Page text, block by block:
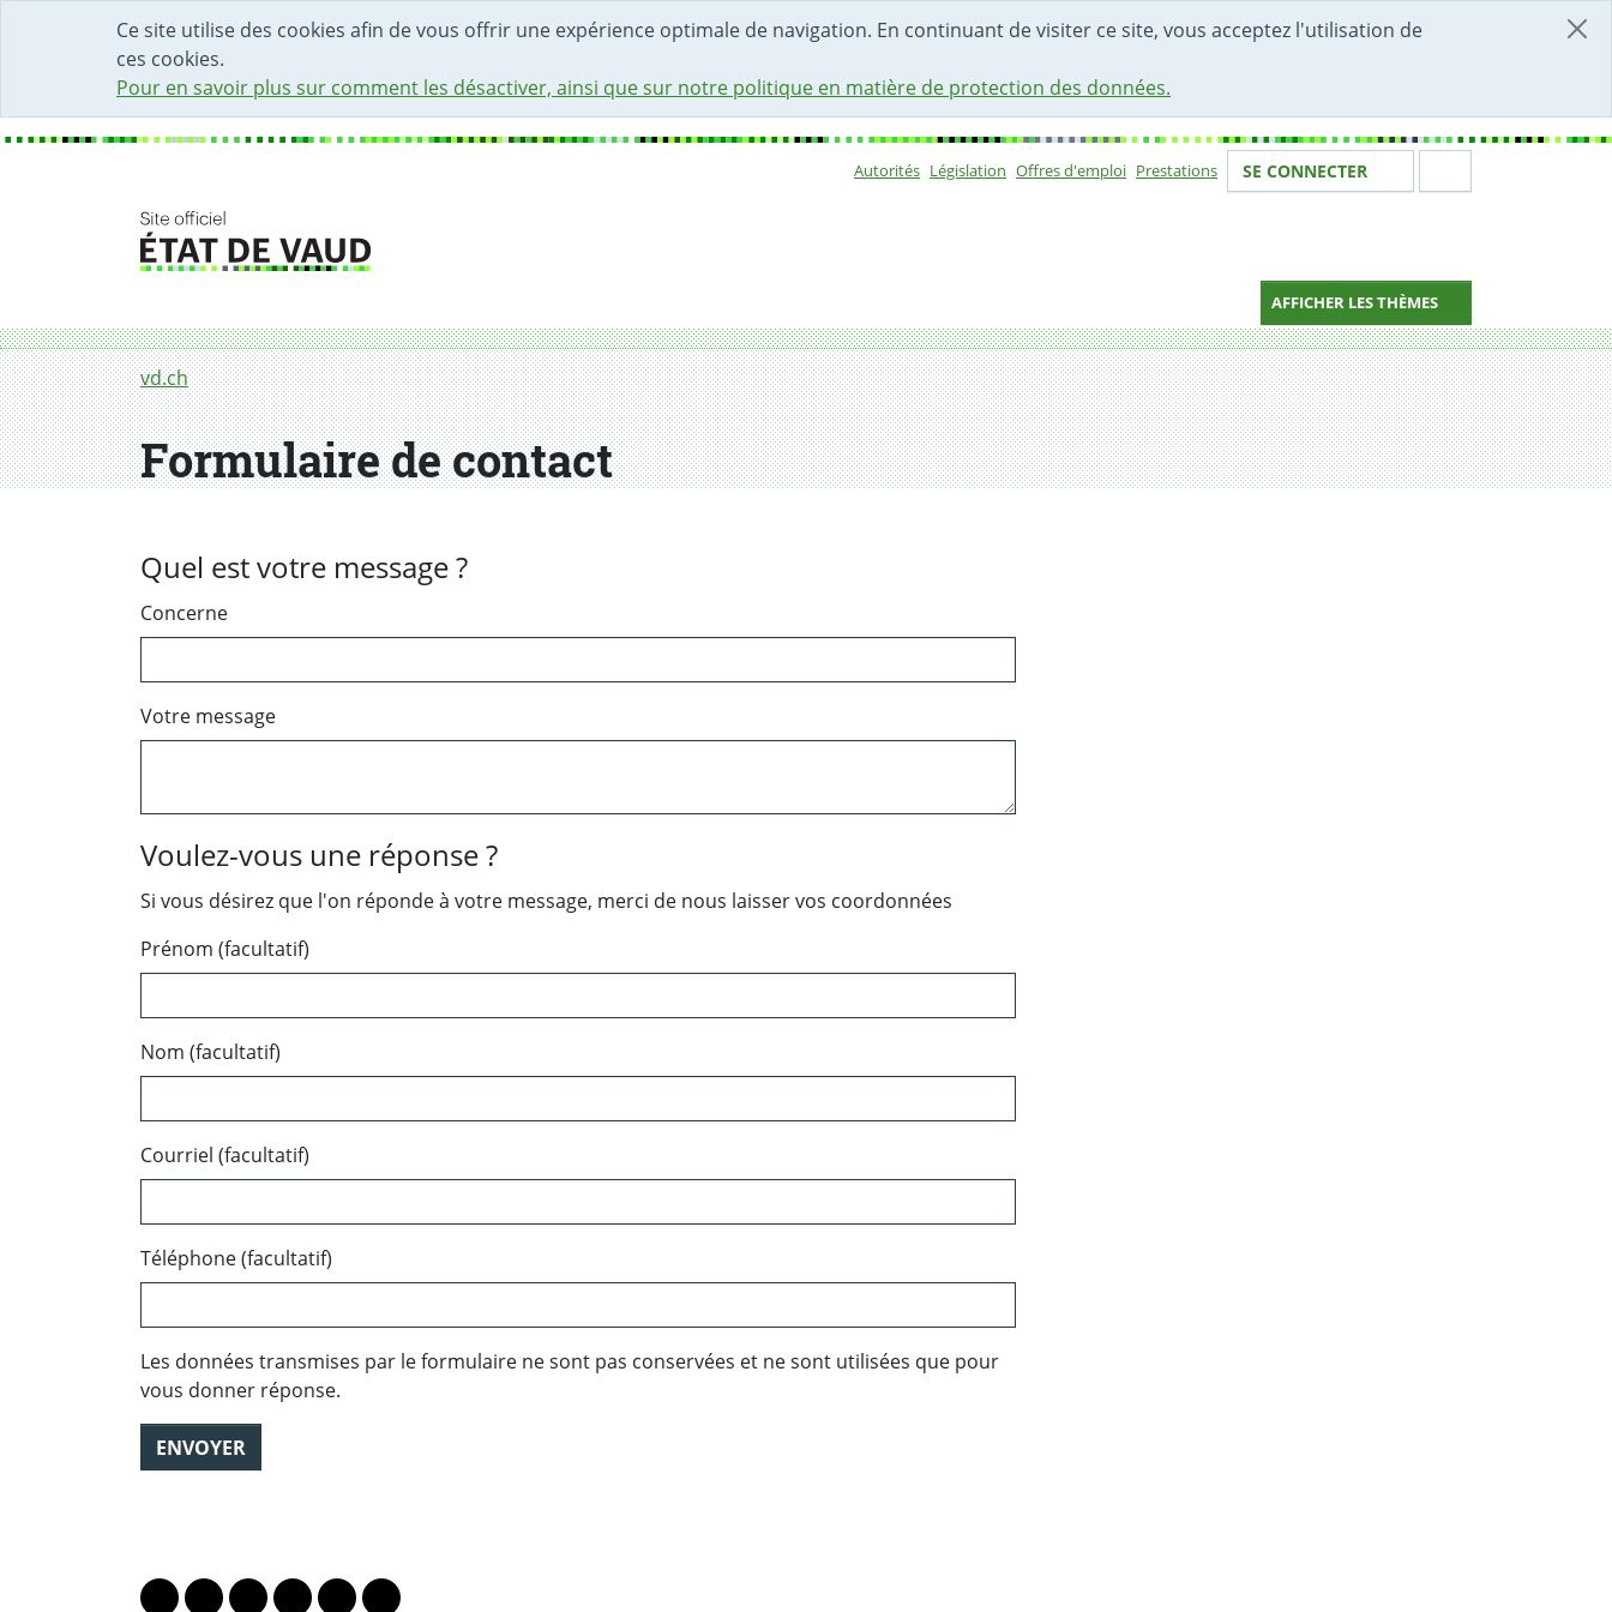
Ce site utilise des cookies afin de vous offrir une expérience optimale de navigation. En continuant de visiter ce site, vous acceptez l'utilisation de
ces cookies.
Pour en savoir plus sur comment les désactiver, ainsi que sur notre politique en matière de protection des données.
DÉBUT DU CONTENU DE LA PAGE
ACCÈS AU CHAMP DE RECHERCHE
PAGE D'ACCUEIL
FORMULAIRE DE CONTACT
Autorités Législation Offres d'emploi Prestations Votre identité
SE CONNECTER
AFFICHER LES THÈMES
Fil d'Ariane
vd.ch
Formulaire de contact
Formulaire de contact
Quel est votre message ?
Concerne
Votre message
Voulez-vous une réponse ?
Si vous désirez que l'on réponde à votre message, merci de nous laisser vos coordonnées
Prénom (facultatif)
Nom (facultatif)
Courriel (facultatif)
Téléphone (facultatif)
Les données transmises par le formulaire ne sont pas conservées et ne sont utilisées que pour
vous donner réponse.
ENVOYER